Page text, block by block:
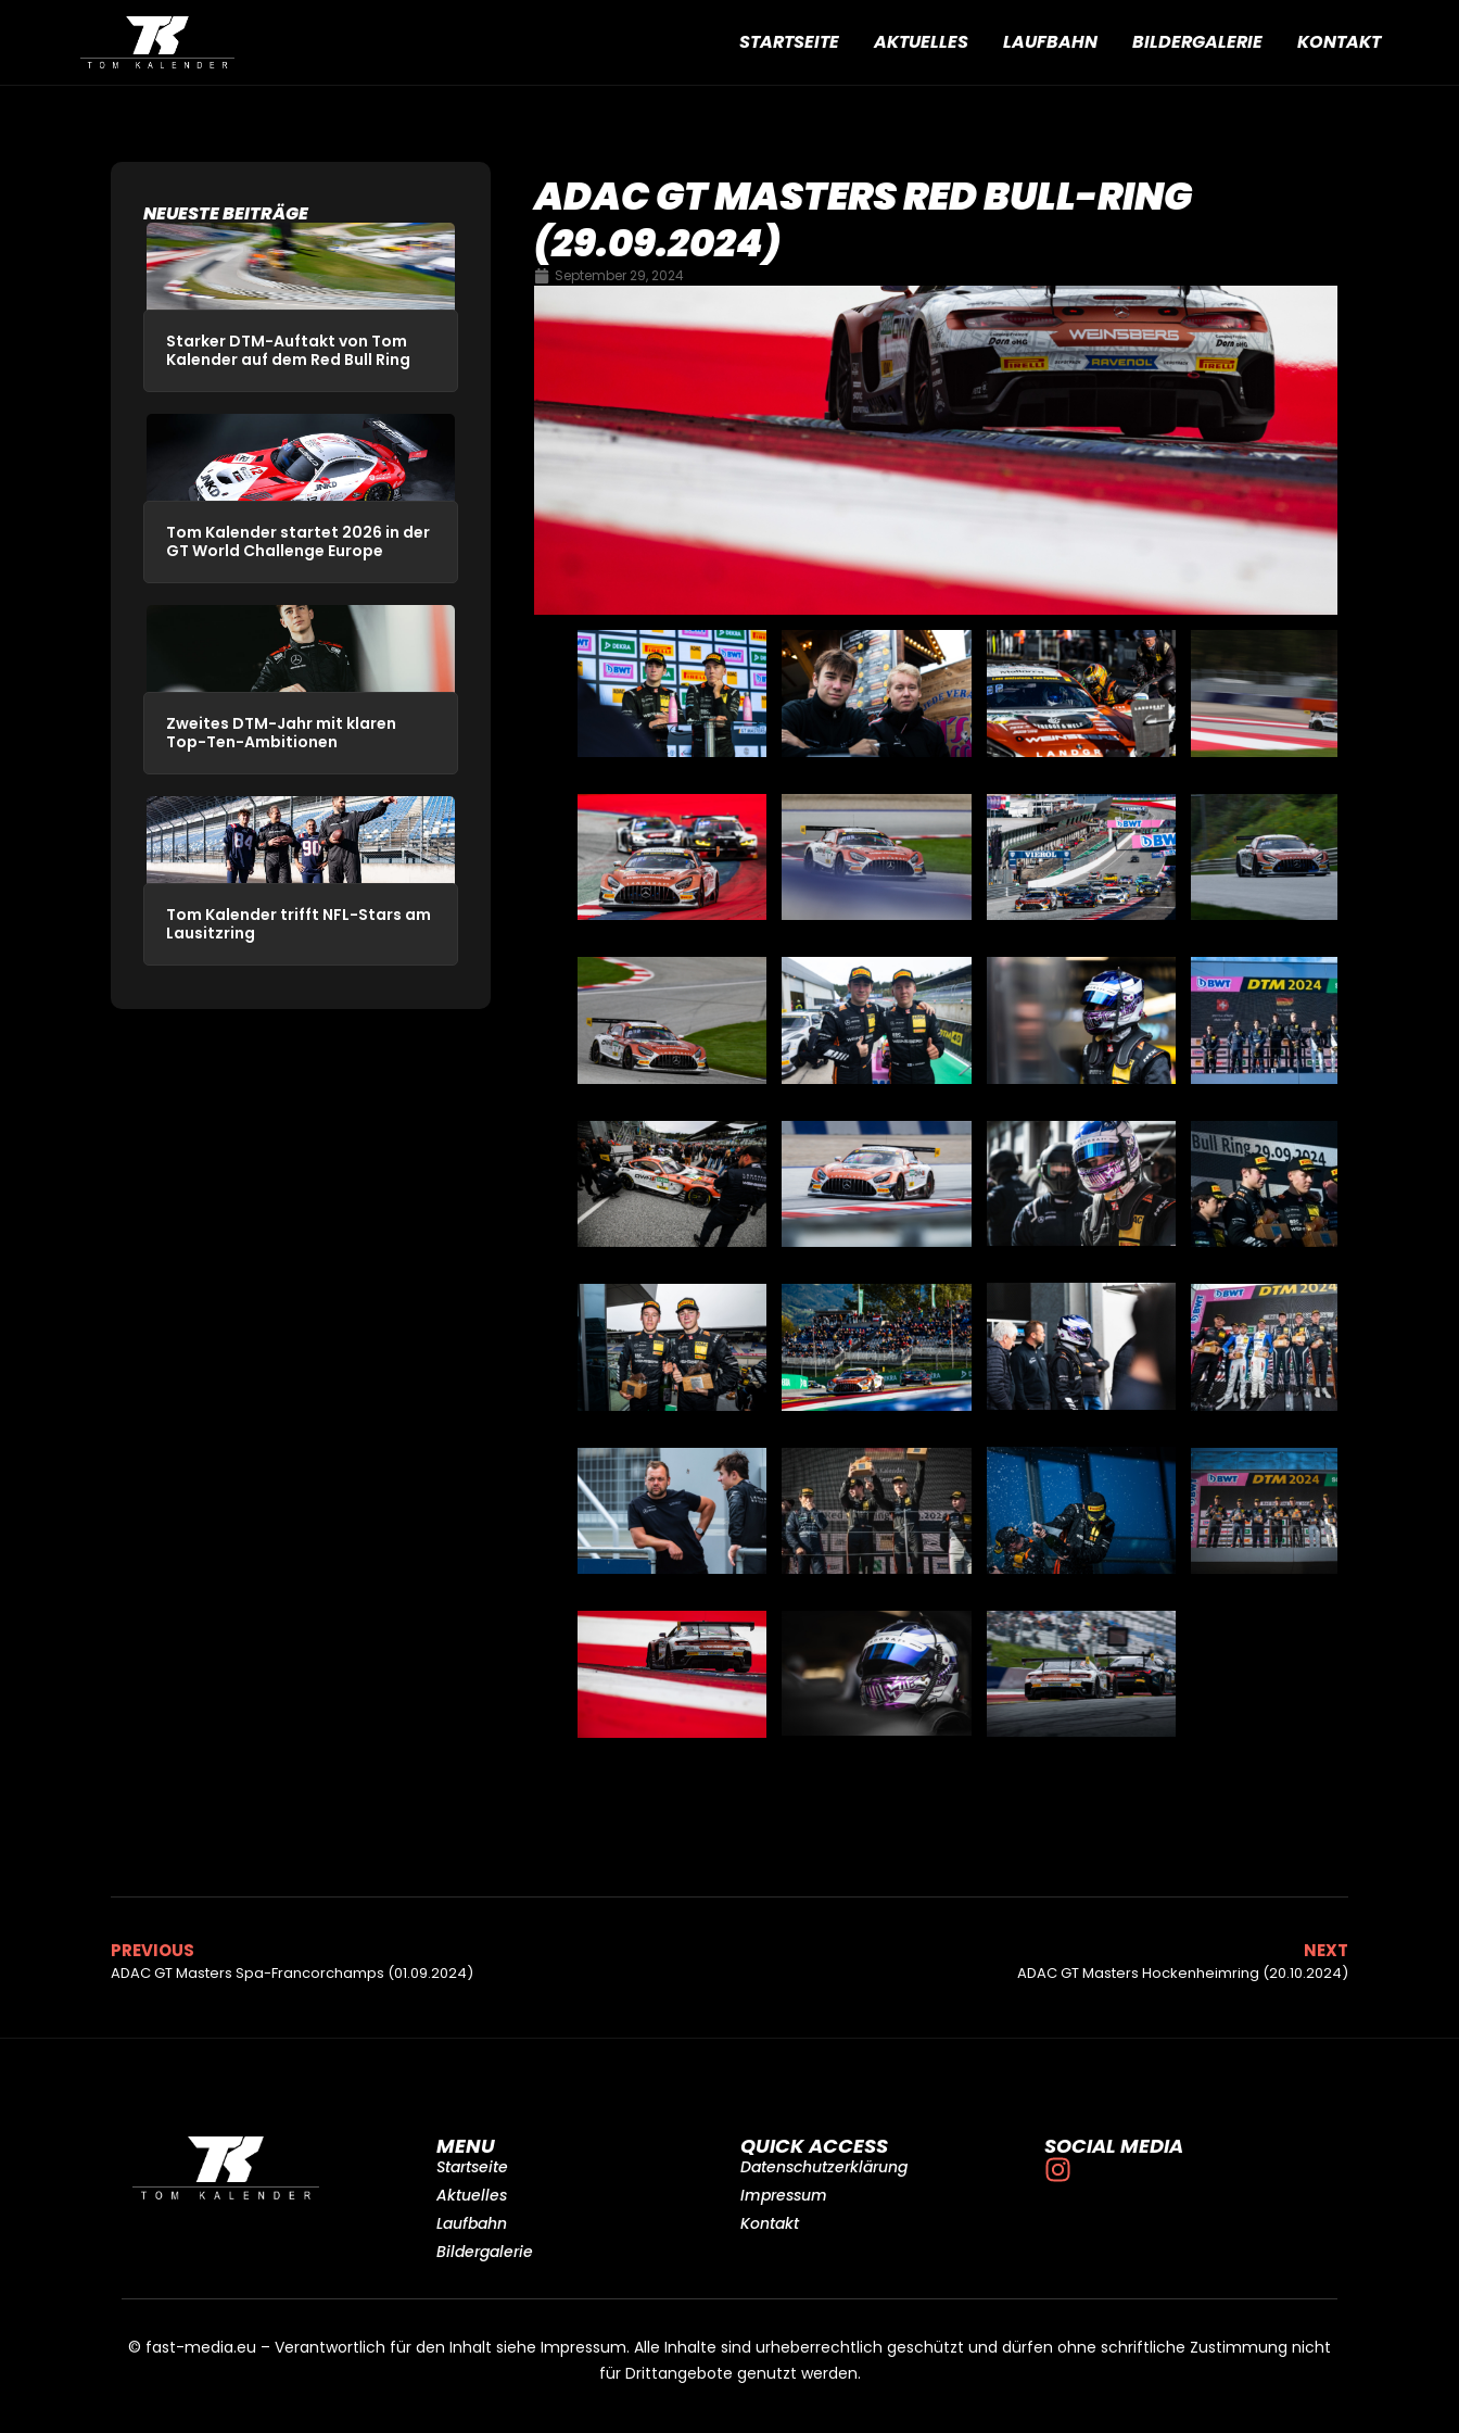
STARTSEITE AKTUELLES LAUFBAHN BILDERGALERIE KONTAKT
NEUESTE BEITRÄGE
Starker DTM-Auftakt von Tom
Kalender auf dem Red Bull Ring
Tom Kalender startet 2026 in der
GT World Challenge Europe
Zweites DTM-Jahr mit klaren
Top-Ten-Ambitionen
Tom Kalender trifft NFL-Stars am
Lausitzring
ADAC GT MASTERS RED BULL-RING
(29.09.2024)
September 29, 2024
PREVIOUS
ADAC GT Masters Spa-Francorchamps (01.09.2024)
NEXT
ADAC GT Masters Hockenheimring (20.10.2024)
MENU
Startseite
Aktuelles
Laufbahn
Bildergalerie
QUICK ACCESS
Datenschutzerklärung
Impressum
Kontakt
SOCIAL MEDIA
© fast-media.eu – Verantwortlich für den Inhalt siehe Impressum. Alle Inhalte sind urheberrechtlich geschützt und dürfen ohne schriftliche Zustimmung nicht
für Drittangebote genutzt werden.